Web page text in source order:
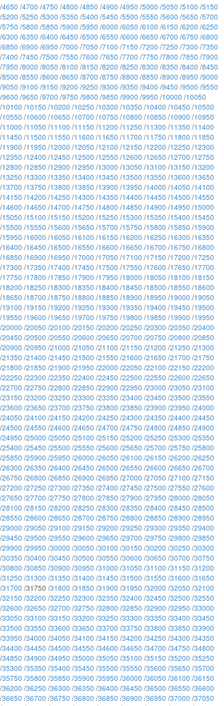
/4650 /4700 /4750 /4800 /4850 /4900 /4950 /5000 /5050 /5100 /5150
/5200 /5250 /5300 /5350 /5400 /5450 /5500 /5550 /5600 /5650 /5700
/5750 /5800 /5850 /5900 /5950 /6000 /6050 /6100 /6150 /6200 /6250
/6300 /6350 /6400 /6450 /6500 /6550 /6600 /6650 /6700 /6750 /6800
/6850 /6900 /6950 /7000 /7050 /7100 /7150 /7200 /7250 /7300 /7350
/7400 /7450 /7500 /7550 /7600 /7650 /7700 /7750 /7800 /7850 /7900
/7950 /8000 /8050 /8100 /8150 /8200 /8250 /8300 /8350 /8400 /8450
/8500 /8550 /8600 /8650 /8700 /8750 /8800 /8850 /8900 /8950 /9000
/9050 /9100 /9150 /9200 /9250 /9300 /9350 /9400 /9450 /9500 /9550
/9600 /9650 /9700 /9750 /9800 /9850 /9900 /9950 /10000 /10050
/10100 /10150 /10200 /10250 /10300 /10350 /10400 /10450 /10500
/10550 /10600 /10650 /10700 /10750 /10800 /10850 /10900 /10950
/11000 /11050 /11100 /11150 /11200 /11250 /11300 /11350 /11400
/11450 /11500 /11550 /11600 /11650 /11700 /11750 /11800 /11850
/11900 /11950 /12000 /12050 /12100 /12150 /12200 /12250 /12300
/12350 /12400 /12450 /12500 /12550 /12600 /12650 /12700 /12750
/12800 /12850 /12900 /12950 /13000 /13050 /13100 /13150 /13200
/13250 /13300 /13350 /13400 /13450 /13500 /13550 /13600 /13650
/13700 /13750 /13800 /13850 /13900 /13950 /14000 /14050 /14100
/14150 /14200 /14250 /14300 /14350 /14400 /14450 /14500 /14550
/14600 /14650 /14700 /14750 /14800 /14850 /14900 /14950 /15000
/15050 /15100 /15150 /15200 /15250 /15300 /15350 /15400 /15450
/15500 /15550 /15600 /15650 /15700 /15750 /15800 /15850 /15900
/15950 /16000 /16050 /16100 /16150 /16200 /16250 /16300 /16350
/16400 /16450 /16500 /16550 /16600 /16650 /16700 /16750 /16800
/16850 /16900 /16950 /17000 /17050 /17100 /17150 /17200 /17250
/17300 /17350 /17400 /17450 /17500 /17550 /17600 /17650 /17700
/17750 /17800 /17850 /17900 /17950 /18000 /18050 /18100 /18150
/18200 /18250 /18300 /18350 /18400 /18450 /18500 /18550 /18600
/18650 /18700 /18750 /18800 /18850 /18900 /18950 /19000 /19050
/19100 /19150 /19200 /19250 /19300 /19350 /19400 /19450 /19500
/19550 /19600 /19650 /19700 /19750 /19800 /19850 /19900 /19950
/20000 /20050 /20100 /20150 /20200 /20250 /20300 /20350 /20400
/20450 /20500 /20550 /20600 /20650 /20700 /20750 /20800 /20850
/20900 /20950 /21000 /21050 /21100 /21150 /21200 /21250 /21300
/21350 /21400 /21450 /21500 /21550 /21600 /21650 /21700 /21750
/21800 /21850 /21900 /21950 /22000 /22050 /22100 /22150 /22200
/22250 /22300 /22350 /22400 /22450 /22500 /22550 /22600 /22650
/22700 /22750 /22800 /22850 /22900 /22950 /23000 /23050 /23100
/23150 /23200 /23250 /23300 /23350 /23400 /23450 /23500 /23550
/23600 /23650 /23700 /23750 /23800 /23850 /23900 /23950 /24000
/24050 /24100 /24150 /24200 /24250 /24300 /24350 /24400 /24450
/24500 /24550 /24600 /24650 /24700 /24750 /24800 /24850 /24900
/24950 /25000 /25050 /25100 /25150 /25200 /25250 /25300 /25350
/25400 /25450 /25500 /25550 /25600 /25650 /25700 /25750 /25800
/25850 /25900 /25950 /26000 /26050 /26100 /26150 /26200 /26250
/26300 /26350 /26400 /26450 /26500 /26550 /26600 /26650 /26700
/26750 /26800 /26850 /26900 /26950 /27000 /27050 /27100 /27150
/27200 /27250 /27300 /27350 /27400 /27450 /27500 /27550 /27600
/27650 /27700 /27750 /27800 /27850 /27900 /27950 /28000 /28050
/28100 /28150 /28200 /28250 /28300 /28350 /28400 /28450 /28500
/28550 /28600 /28650 /28700 /28750 /28800 /28850 /28900 /28950
/29000 /29050 /29100 /29150 /29200 /29250 /29300 /29350 /29400
/29450 /29500 /29550 /29600 /29650 /29700 /29750 /29800 /29850
/29900 /29950 /30000 /30050 /30100 /30150 /30200 /30250 /30300
/30350 /30400 /30450 /30500 /30550 /30600 /30650 /30700 /30750
/30800 /30850 /30900 /30950 /31000 /31050 /31100 /31150 /31200
/31250 /31300 /31350 /31400 /31450 /31500 /31550 /31600 /31650
/31700 /31750 /31800 /31850 /31900 /31950 /32000 /32050 /32100
/32150 /32200 /32250 /32300 /32350 /32400 /32450 /32500 /32550
/32600 /32650 /32700 /32750 /32800 /32850 /32900 /32950 /33000
/33050 /33100 /33150 /33200 /33250 /33300 /33350 /33400 /33450
/33500 /33550 /33600 /33650 /33700 /33750 /33800 /33850 /33900
/33950 /34000 /34050 /34100 /34150 /34200 /34250 /34300 /34350
/34400 /34450 /34500 /34550 /34600 /34650 /34700 /34750 /34800
/34850 /34900 /34950 /35000 /35050 /35100 /35150 /35200 /35250
/35300 /35350 /35400 /35450 /35500 /35550 /35600 /35650 /35700
/35750 /35800 /35850 /35900 /35950 /36000 /36050 /36100 /36150
/36200 /36250 /36300 /36350 /36400 /36450 /36500 /36550 /36600
/36650 /36700 /36750 /36800 /36850 /36900 /36950 /37000 /37050